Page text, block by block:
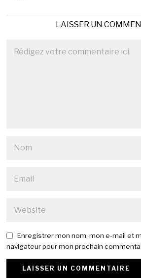
LAISSER UN
Enregistrer mon nom, mon e-mail et
navigateur pour mon prochain